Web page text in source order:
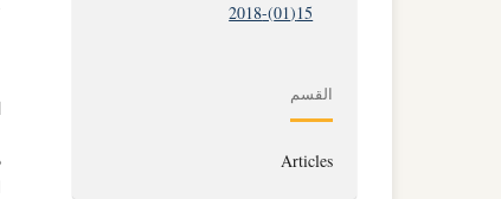
15(01)-2018
القسم
Articles